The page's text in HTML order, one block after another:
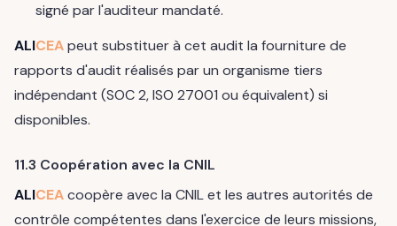
signé par l'auditeur mandaté.
ALICEApeut substituer à cet audit la fourniture de
rapports d'audit réalisés par un organisme tiers
indépendant (SOC 2, ISO 27001 ou équivalent) si
disponibles.
11.3 Coopération avec la CNIL
ALICEAcoopère avec la CNIL et les autres autorités de
contrôle compétentes dans l'exercice de leurs missions,